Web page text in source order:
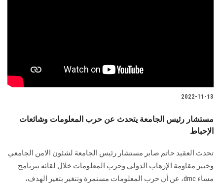
2022-11-13
مستشار رئيس الجامعة يتحدث عن حرب المعلومات وشائعات
الإحباط
تحدث العقيد حاتم صابر مستشار رئيس الجامعة لشئون الامن الجامعي
وخبير مقاومة الإرهاب الدولي وحرب المعلومات خلال لقائه ببرنامج
مساء dmc، عن أن حرب المعلومات مستمرة وتتغير بتغير الهدف،